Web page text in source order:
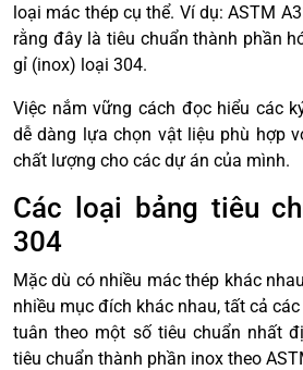
loại mác thép cụ thể. Ví dụ: ASTM
rằng đây là tiêu chuẩn thành phần
gỉ (inox) loại 304.
Việc nắm vững cách đọc hiểu các
dễ dàng lựa chọn vật liệu phù hợp
chất lượng cho các dự án của mình.
Các loại bảng tiêu
304
Mặc dù có nhiều mác thép khác
nhiều mục đích khác nhau, tất cả
tuân theo một số tiêu chuẩn nhất
tiêu chuẩn thành phần inox theo